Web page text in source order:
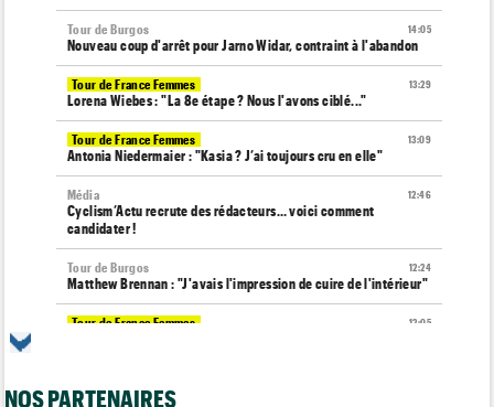
14:05
Tour de Burgos
Nouveau coup d'arrêt pour Jarno Widar, contraint à l'abandon
13:29
Tour de France Femmes
Lorena Wiebes : "La 8e étape ? Nous l'avons ciblé..."
13:09
Tour de France Femmes
Antonia Niedermaier : "Kasia ? J’ai toujours cru en elle"
12:46
Média
Cyclism’Actu recrute des rédacteurs… voici comment
candidater !
12:24
Tour de Burgos
Matthew Brennan : "J'avais l'impression de cuire de l'intérieur"
12:05
Tour de France Femmes
Jan Christen : "J'aurais aussi pu gagner au sprint..."
NOS PARTENAIRES